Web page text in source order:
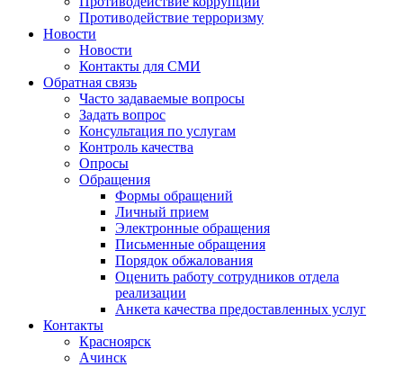
Противодействие терроризму
Новости
Новости
Контакты для СМИ
Обратная связь
Часто задаваемые вопросы
Задать вопрос
Консультация по услугам
Контроль качества
Опросы
Обращения
Формы обращений
Личный прием
Электронные обращения
Письменные обращения
Порядок обжалования
Оценить работу сотрудников отдела
реализации
Анкета качества предоставленных услуг
Контакты
Красноярск
Ачинск